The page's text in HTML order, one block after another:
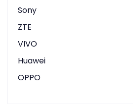
Sony
ZTE
VIVO
Huawei
OPPO